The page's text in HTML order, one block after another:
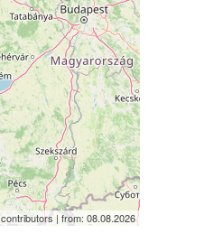
contributors | from: 08.08.2026